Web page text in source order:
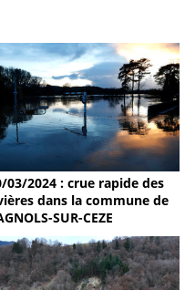
03/2024 : crue rapide des
dans la commune de
SUR-CEZE